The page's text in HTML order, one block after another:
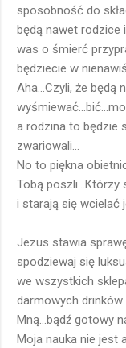
sposobność do
będą nawet rodzice
was o śmierć
będziecie w
Aha...Czyli, że będą
a rodzina to będzie
zwariowali...
No to piękna
Tobą poszli...Którzy
i starają się wcielać
Jezus stawia
spodziewaj się
we wszystkich
darmowych
Mną...bądź gotowy
Moja nauka nie jest